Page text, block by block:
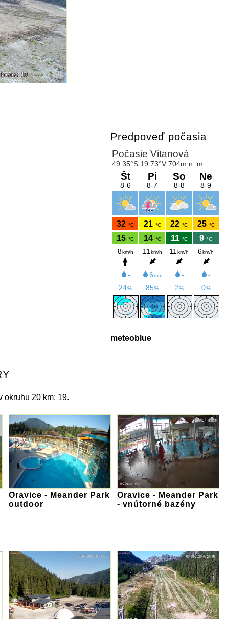
Predpoveď počasia
meteoblue
okruhu 20 km: 19.
Oravice - Meander Park
outdoor
Oravice - Meander Park
- vnútorné bazény